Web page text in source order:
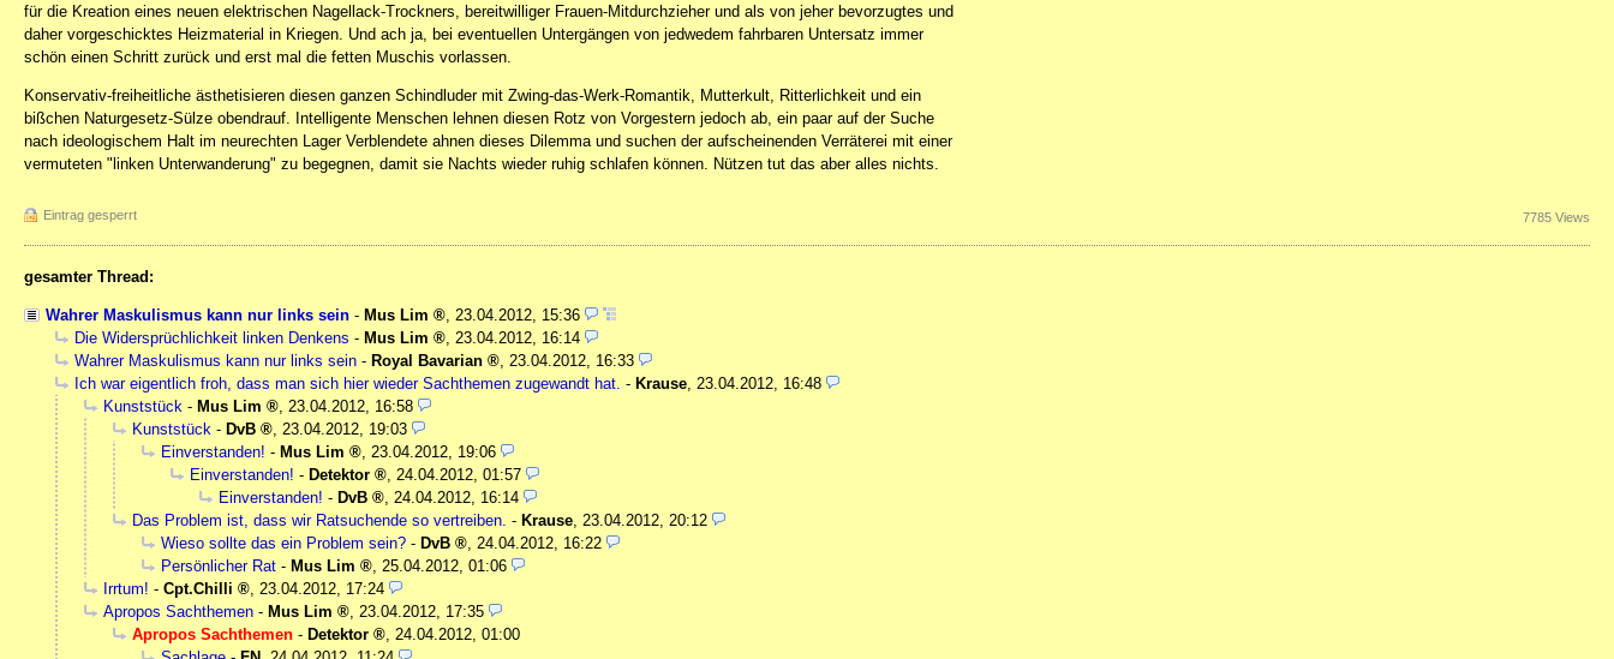
für die Kreation eines neuen elektrischen Nagellack-Trockners, bereitwilliger Frauen-Mitdurchzieher und als von jeher bevorzugtes und
daher vorgeschicktes Heizmaterial in Kriegen. Und ach ja, bei eventuellen Untergängen von jedwedem fahrbaren Untersatz immer
schön einen Schritt zurück und erst mal die fetten Muschis vorlassen.
Konservativ-freiheitliche ästhetisieren diesen ganzen Schindluder mit Zwing-das-Werk-Romantik, Mutterkult, Ritterlichkeit und ein
bißchen Naturgesetz-Sülze obendrauf. Intelligente Menschen lehnen diesen Rotz von Vorgestern jedoch ab, ein paar auf der Suche
nach ideologischem Halt im neurechten Lager Verblendete ahnen dieses Dilemma und suchen der aufscheinenden Verräterei mit einer
vermuteten "linken Unterwanderung" zu begegnen, damit sie Nachts wieder ruhig schlafen können. Nützen tut das aber alles nichts.
Eintrag gesperrt 7785 Views
gesamter Thread:
Wahrer Maskulismus kann nur links sein - Mus Lim , 23.04.2012, 15:36
Die Widersprüchlichkeit linken Denkens - Mus Lim , 23.04.2012, 16:14
Wahrer Maskulismus kann nur links sein - Royal Bavarian , 23.04.2012, 16:33
Ich war eigentlich froh, dass man sich hier wieder Sachthemen zugewandt hat. - Krause, 23.04.2012, 16:48
Kunststück - Mus Lim , 23.04.2012, 16:58
Kunststück - DvB , 23.04.2012, 19:03
Einverstanden! - Mus Lim , 23.04.2012, 19:06
Einverstanden! - Detektor , 24.04.2012, 01:57
Einverstanden! - DvB , 24.04.2012, 16:14
Das Problem ist, dass wir Ratsuchende so vertreiben. - Krause, 23.04.2012, 20:12
Wieso sollte das ein Problem sein? - DvB , 24.04.2012, 16:22
Persönlicher Rat - Mus Lim , 25.04.2012, 01:06
Irrtum! - Cpt.Chilli , 23.04.2012, 17:24
Apropos Sachthemen - Mus Lim , 23.04.2012, 17:35
Apropos Sachthemen - Detektor , 24.04.2012, 01:00